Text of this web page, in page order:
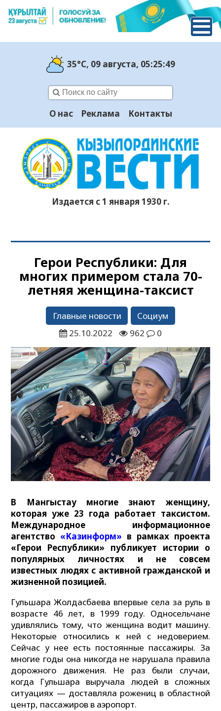
35°C, 09 августа, 05:25:50
О нас Реклама Контакты
Издается с 1 января 1930 г.
Герои Республики: Для
многих примером стала 70-
летняя женщина-таксист
Главные новости
Социум
25.10.2022
962 0
В Мангыстау многие знают женщину,
которая уже 23 года работает таксистом.
Международное информационное
агентство «Казинформ» в рамках проекта
«Герои Республики» публикует истории о
популярных личностях и не совсем
известных людях с активной гражданской и
жизненной позицией.
Гульшара Жолдасбаева впервые села за руль в
возрасте 46 лет, в 1999 году. Односельчане
удивлялись тому, что женщина водит машину.
Некоторые относились к ней с недоверием.
Сейчас у нее есть постоянные пассажиры. За
многие годы она никогда не нарушала правила
дорожного движения. Не раз были случаи,
когда Гульшара выручала людей в сложных
ситуациях — доставляла рожениц в областной
центр, пассажиров в аэропорт.